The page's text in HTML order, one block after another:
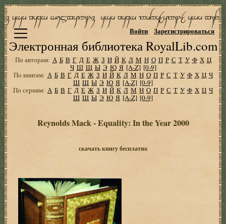
Электронная библиотека RoyalLib.com
Войти Зарегистрироваться
По авторам: А Б В Г Д Е Ж З И Й К Л М Н О П Р С Т У Ф Х Ц
Ч Ш Щ Ы Э Ю Я [A-Z] [0-9]
По книгам: А Б В Г Д Е Ж З И Й К Л М Н О П Р С Т У Ф Х Ц Ч
Ш Щ Ы Э Ю Я [A-Z] [0-9]
По сериям: А Б В Г Д Е Ж З И Й К Л М Н О П Р С Т У Ф Х Ц Ч
Ш Щ Ы Э Ю Я [A-Z] [0-9]
Reynolds Mack - Equality: In the Year 2000
скачать книгу бесплатно